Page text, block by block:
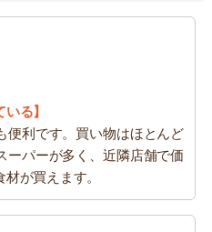
る】
便利です。買い物はほとんど
ーパーが多く、近隣店舗で価
が買えます。